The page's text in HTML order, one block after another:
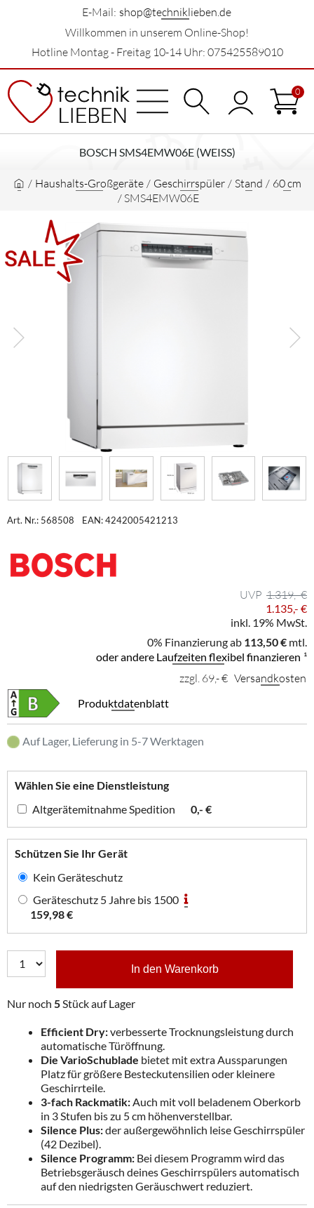
E-Mail: shop@techniklieben.de
Willkommen in unserem Online-Shop!
Hotline Montag - Freitag 10-14 Uhr: 075425589010
0
BOSCH SMS4EMW06E (WEISS)
/ Haushalts-Großgeräte / Geschirrspüler / Stand / 60 cm
/ SMS4EMW06E
Art. Nr.: 568508 EAN: 4242005421213
1.319,- €
1.135,- €
inkl. 19% MwSt.
0% Finanzierung ab 113,50 € mtl.
oder andere Laufzeiten flexibel finanzieren ¹
zzgl. 69,- € Versandkosten
Produktdatenblatt
Auf Lager, Lieferung in 5-7 Werktagen
Wählen Sie eine Dienstleistung
Altgerätemitnahme Spedition
0,- €
Schützen Sie Ihr Gerät
Kein Geräteschutz
Geräteschutz 5 Jahre bis 1500
159,98 €
In den Warenkorb
Nur noch 5 Stück auf Lager
Efficient Dry:verbesserte Trocknungsleistung durch
automatische Türöffnung.
Die VarioSchublade bietet mit extra Aussparungen
Platz für größere Besteckutensilien oder kleinere
Geschirrteile.
3-fach Rackmatik: Auch mit voll beladenem Oberkorb
in 3 Stufen bis zu 5 cm höhenverstellbar.
Silence Plus:der außergewöhnlich leise Geschirrspüler
(42 Dezibel).
Silence Programm: Bei diesem Programm wird das
Betriebsgeräusch deines Geschirrspülers automatisch
auf den niedrigsten Geräuschwert reduziert.